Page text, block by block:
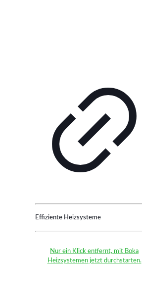
Effiziente Heizsysteme
Nur ein Klick entfernt, mit Boka
Heizsystemen jetzt durchstarten.